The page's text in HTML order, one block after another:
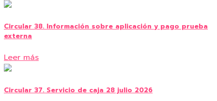
Circular 38. Información sobre aplicación y pago prueba
externa
Leer más
Circular 37. Servicio de caja 28 julio 2026